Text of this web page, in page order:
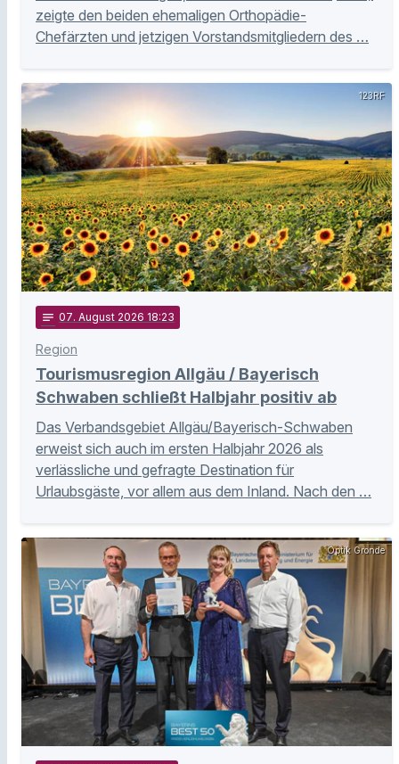
zeigte den beiden ehemaligen Orthopädie-
Chefärzten und jetzigen Vorstandsmitgliedern des …
123RF
notes 07. August 2026 18:23
Region
Tourismusregion Allgäu / Bayerisch
Schwaben schließt Halbjahr positiv ab
Das Verbandsgebiet Allgäu/Bayerisch-Schwaben
erweist sich auch im ersten Halbjahr 2026 als
verlässliche und gefragte Destination für
Urlaubsgäste, vor allem aus dem Inland. Nach den …
Optik Gronde